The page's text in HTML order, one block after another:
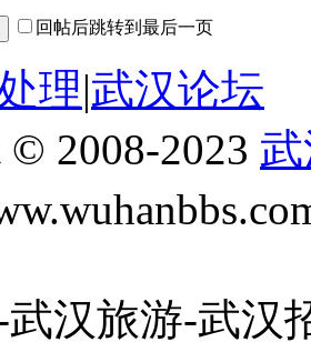
回帖后跳转到最后一页
理|武汉论坛
2008-2023
汉旅游-武汉